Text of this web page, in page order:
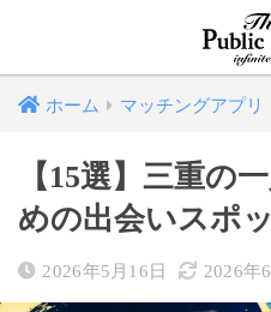
ホーム マッチングアプリ
【15選】三重の
めの出会いスポ
2026年5月16日 2026年